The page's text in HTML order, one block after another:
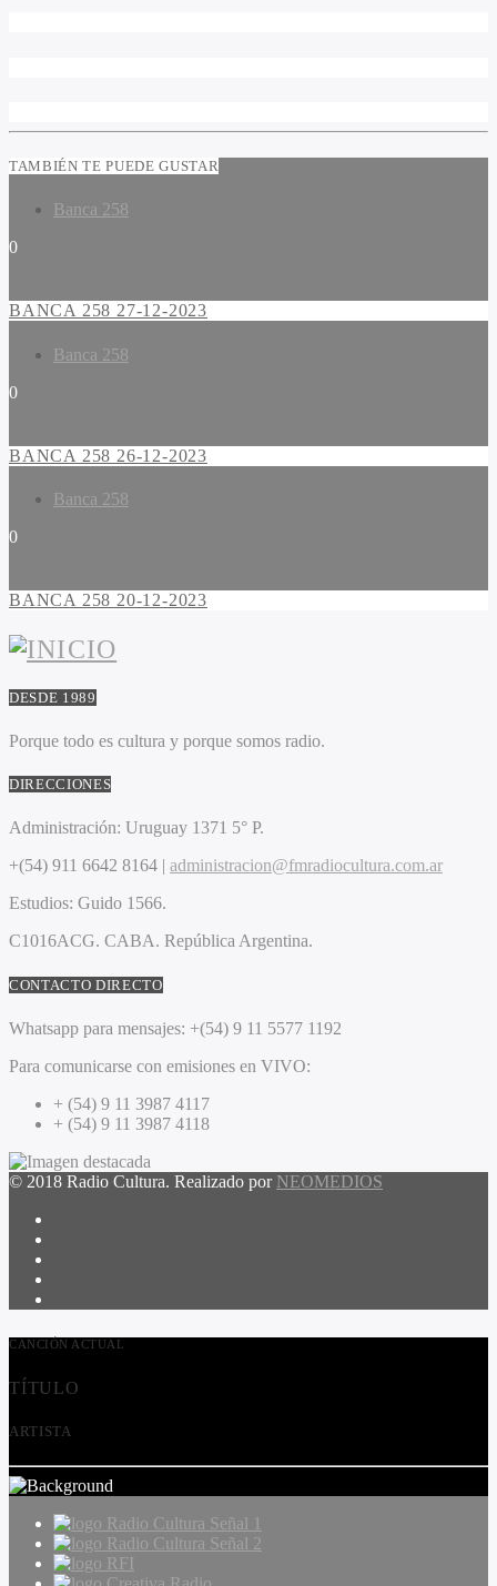
TAMBIÉN TE PUEDE GUSTAR
Banca 258
0
BANCA 258 27-12-2023
Banca 258
0
BANCA 258 26-12-2023
Banca 258
0
BANCA 258 20-12-2023
DESDE 1989
Porque todo es cultura y porque somos radio.
DIRECCIONES
Administración: Uruguay 1371 5° P.
+(54) 911 6642 8164 | administracion@fmradiocultura.com.ar
Estudios: Guido 1566.
C1016ACG. CABA. República Argentina.
CONTACTO DIRECTO
Whatsapp para mensajes: +(54) 9 11 5577 1192
Para comunicarse con emisiones en VIVO:
+ (54) 9 11 3987 4117
+ (54) 9 11 3987 4118
© 2018 Radio Cultura. Realizado por NEOMEDIOS
CANCIÓN ACTUAL
TÍTULO
ARTISTA
Radio Cultura Señal 1
Radio Cultura Señal 2
RFI